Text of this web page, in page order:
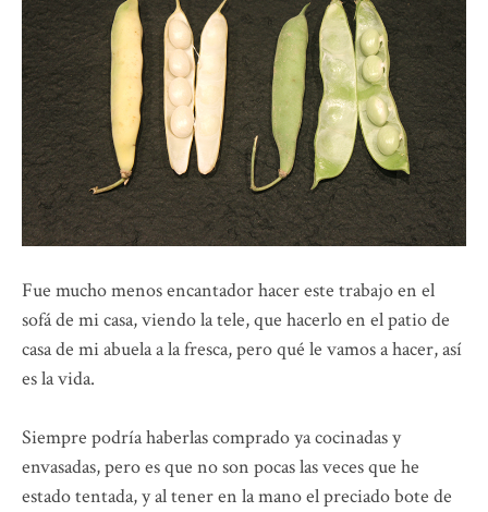
Fue mucho menos encantador hacer este trabajo en el
sofá de mi casa, viendo la tele, que hacerlo en el patio de
casa de mi abuela a la fresca, pero qué le vamos a hacer, así
es la vida.
Siempre podría haberlas comprado ya cocinadas y
envasadas, pero es que no son pocas las veces que he
estado tentada, y al tener en la mano el preciado bote de